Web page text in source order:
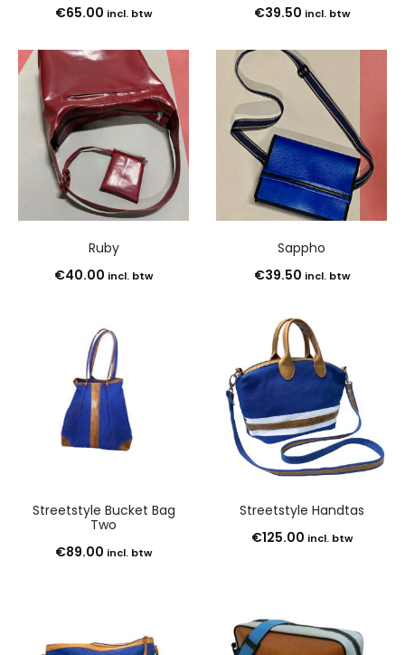
€65.00 incl. btw
€39.50 incl. btw
Ruby
€40.00 incl. btw
Sappho
€39.50 incl. btw
Streetstyle Bucket Bag
Two
€89.00 incl. btw
Streetstyle Handtas
€125.00 incl. btw